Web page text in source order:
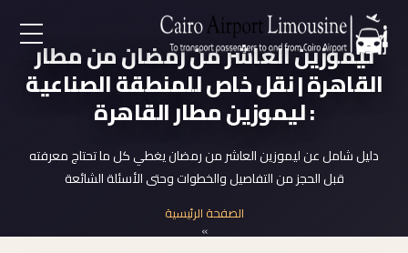
EN
AR
خدمات المطار
ليموزين العاشر من رمضان من مطار
القاهرة | نقل خاص للمنطقة الصناعية
: ليموزين مطار القاهرة
دليل شامل عن ليموزين العاشر من رمضان يغطي كل ما تحتاج معرفته
قبل الحجز من التفاصيل والخطوات وحتى الأسئلة الشائعة
الصفحة الرئيسية